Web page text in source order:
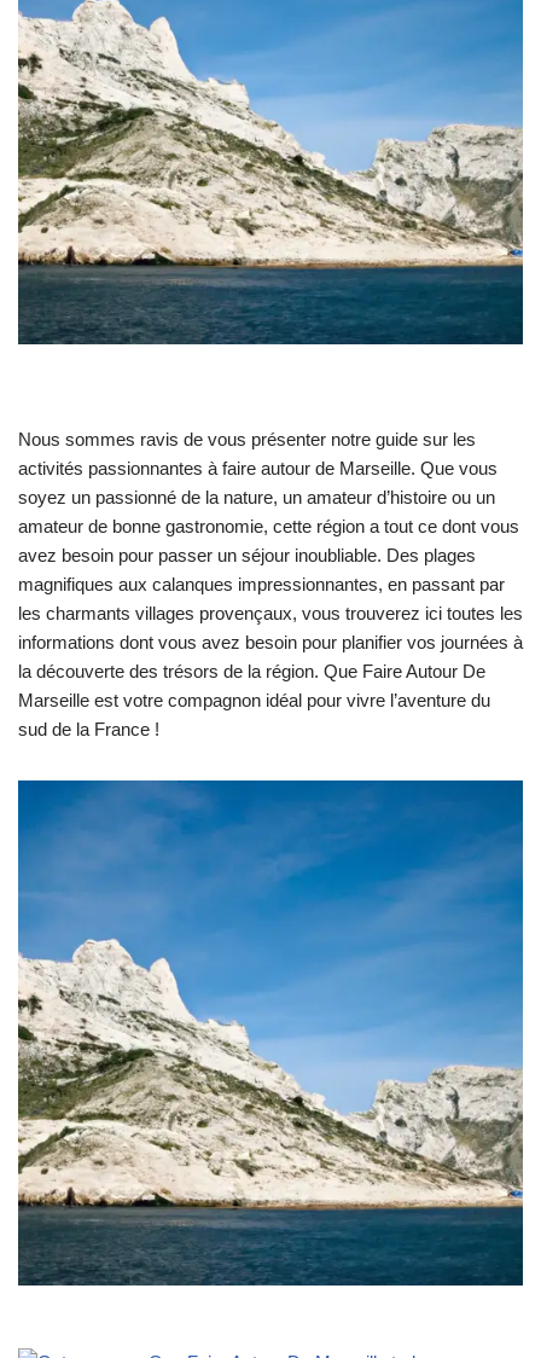
Nous sommes ravis de vous présenter notre guide sur les
activités passionnantes à faire autour de Marseille. Que vous
soyez un passionné de la nature, un amateur d’histoire ou un
amateur de bonne gastronomie, cette région a tout ce dont vous
avez besoin pour passer un séjour inoubliable. Des plages
magnifiques aux calanques impressionnantes, en passant par
les charmants villages provençaux, vous trouverez ici toutes les
informations dont vous avez besoin pour planifier vos journées à
la découverte des trésors de la région. Que Faire Autour De
Marseille est votre compagnon idéal pour vivre l’aventure du
sud de la France !